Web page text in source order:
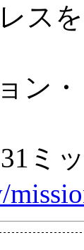
ス
・
ッ